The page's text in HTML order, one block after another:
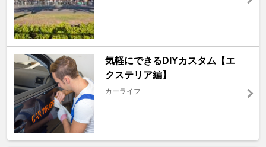
気軽にできるDIYカスタム【エ
クステリア編】
カーライフ